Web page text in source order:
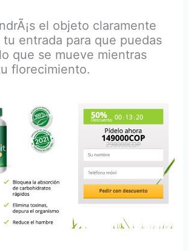
el objeto claramente
entrada para que puedas
que se mueve mientras
florecimiento.